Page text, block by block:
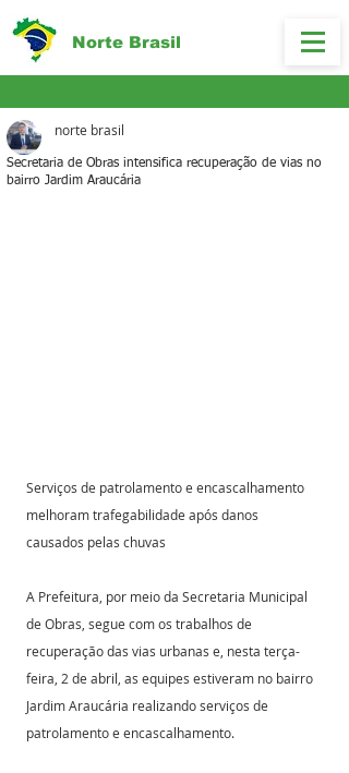
Norte Brasil
Secretaria de Obras intensifica recuperação de vias no
bairro Jardim Araucária
norte brasil
Serviços de patrolamento e encascalhamento
melhoram trafegabilidade após danos
causados pelas chuvas
A Prefeitura, por meio da Secretaria Municipal
de Obras, segue com os trabalhos de
recuperação das vias urbanas e, nesta terça-
feira, 2 de abril, as equipes estiveram no bairro
Jardim Araucária realizando serviços de
patrolamento e encascalhamento.